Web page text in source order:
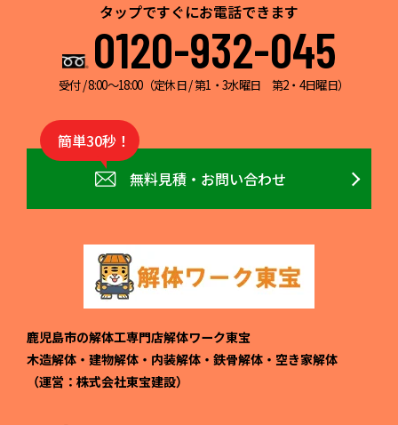
タップですぐにお電話できます
0120-932-045
受付 / 8:00～18:00（定休日 / 第1・3水曜日 第2・4日曜日）
簡単30秒！
無料見積・お問い合わせ
鹿児島市の解体工専門店解体ワーク東宝
木造解体・建物解体・内装解体・鉄骨解体・空き家解体
（運営：株式会社東宝建設）